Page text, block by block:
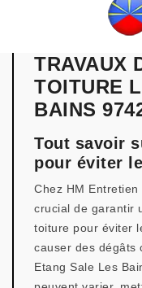
TRAVAUX
TOITURE
BAINS
Tout savoir
pour éviter
Chez HM
crucial de garantir
toiture pour éviter
causer des dégâts
Etang Sale Les